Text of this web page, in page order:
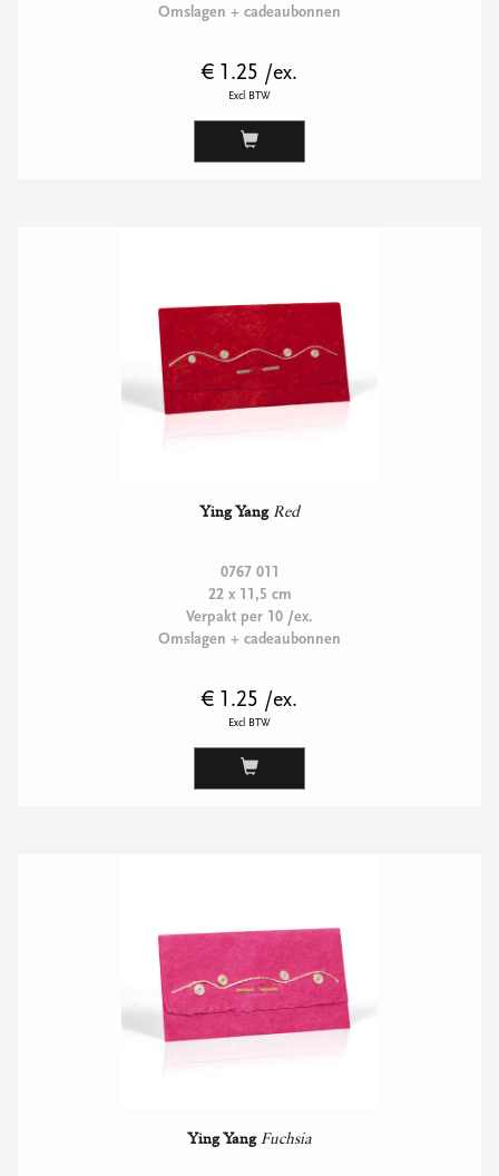
Omslagen + cadeaubonnen
€ 1.25 /ex.
Excl BTW
Ying Yang Red
0767 011
22 x 11,5 cm
Verpakt per 10 /ex.
Omslagen + cadeaubonnen
€ 1.25 /ex.
Excl BTW
Ying Yang Fuchsia